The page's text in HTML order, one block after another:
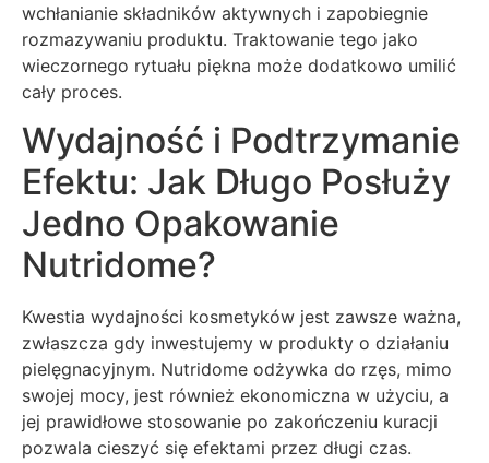
wchłanianie składników aktywnych i zapobiegnie
rozmazywaniu produktu. Traktowanie tego jako
wieczornego rytuału piękna może dodatkowo umilić
cały proces.
Wydajność i Podtrzymanie
Efektu: Jak Długo Posłuży
Jedno Opakowanie
Nutridome?
Kwestia wydajności kosmetyków jest zawsze ważna,
zwłaszcza gdy inwestujemy w produkty o działaniu
pielęgnacyjnym. Nutridome odżywka do rzęs, mimo
swojej mocy, jest również ekonomiczna w użyciu, a
jej prawidłowe stosowanie po zakończeniu kuracji
pozwala cieszyć się efektami przez długi czas.